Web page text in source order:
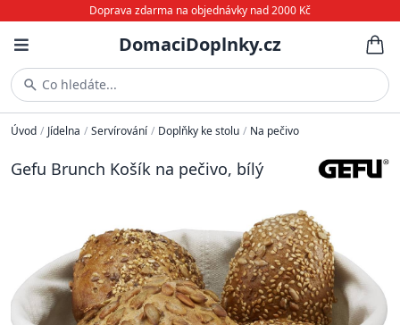
Doprava zdarma na objednávky nad 2000 Kč
DomaciDoplnky.cz
Co hledáte...
Úvod / Jídelna / Servírování / Doplňky ke stolu / Na pečivo
Gefu Brunch Košík na pečivo, bílý